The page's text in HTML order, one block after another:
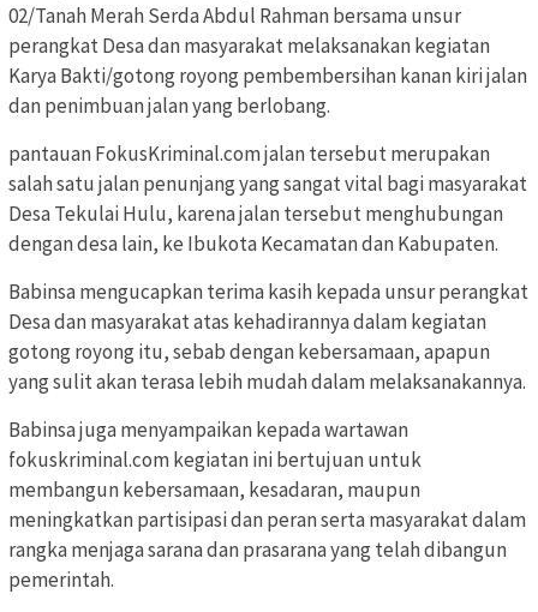
02/Tanah Merah Serda Abdul Rahman bersama unsur
perangkat Desa dan masyarakat melaksanakan kegiatan
Karya Bakti/gotong royong pembembersihan kanan kiri jalan
dan penimbuan jalan yang berlobang.
pantauan FokusKriminal.com jalan tersebut merupakan
salah satu jalan penunjang yang sangat vital bagi masyarakat
Desa Tekulai Hulu, karena jalan tersebut menghubungan
dengan desa lain, ke Ibukota Kecamatan dan Kabupaten.
Babinsa mengucapkan terima kasih kepada unsur perangkat
Desa dan masyarakat atas kehadirannya dalam kegiatan
gotong royong itu, sebab dengan kebersamaan, apapun
yang sulit akan terasa lebih mudah dalam melaksanakannya.
Babinsa juga menyampaikan kepada wartawan
fokuskriminal.com kegiatan ini bertujuan untuk
membangun kebersamaan, kesadaran, maupun
meningkatkan partisipasi dan peran serta masyarakat dalam
rangka menjaga sarana dan prasarana yang telah dibangun
pemerintah.